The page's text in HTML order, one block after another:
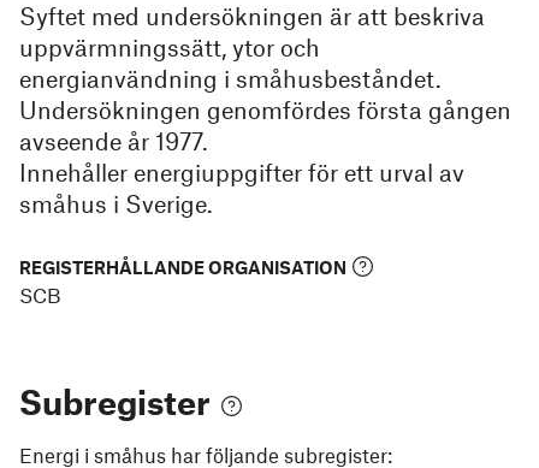
Syftet med undersökningen är att beskriva
uppvärmningssätt, ytor och
energianvändning i småhusbeståndet.
Undersökningen genomfördes första gången
avseende år 1977.
Innehåller energiuppgifter för ett urval av
småhus i Sverige.
REGISTERHÅLLANDE ORGANISATION
SCB
Subregister
Energi i småhus har följande subregister: